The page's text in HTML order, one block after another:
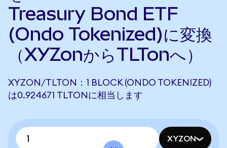
Treasury Bond ETF
(Ondo Tokenized)に変換
（XYZonからTLTonへ）
XYZON/TLTON：1 BLOCK (ONDO TOKENIZED)
は0.924671 TLTONに相当します
XYZON